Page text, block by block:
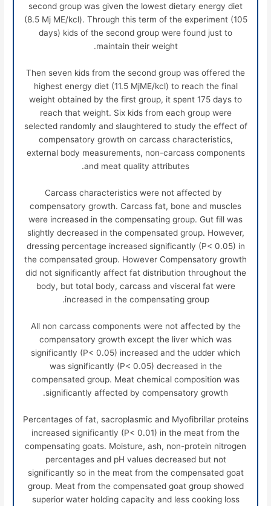
second group was given the lowest dietary energy diet
(8.5 Mj ME/kcl). Through this term of the experiment (105
days) kids of the second group were found just to
maintain their weight.
Then seven kids from the second group was offered the
highest energy diet (11.5 MjME/kcl) to reach the final
weight obtained by the first group, it spent 175 days to
reach that weight. Six kids from each group were
selected randomly and slaughtered to study the effect of
compensatory growth on carcass characteristics,
external body measurements, non-carcass components
and meat quality attributes.
Carcass characteristics were not affected by
compensatory growth. Carcass fat, bone and muscles
were increased in the compensating group. Gut fill was
slightly decreased in the compensated group. However,
dressing percentage increased significantly (P< 0.05) in
the compensated group. However Compensatory growth
did not significantly affect fat distribution throughout the
body, but total body, carcass and visceral fat were
increased in the compensating group.
All non carcass components were not affected by the
compensatory growth except the liver which was
significantly (P< 0.05) increased and the udder which
was significantly (P< 0.05) decreased in the
compensated group. Meat chemical composition was
significantly affected by compensatory growth.
Percentages of fat, sacroplasmic and Myofibrillar proteins
increased significantly (P< 0.01) in the meat from the
compensating goats. Moisture, ash, non-protein nitrogen
percentages and pH values decreased but not
significantly so in the meat from the compensated goat
group. Meat from the compensated goat group showed
superior water holding capacity and less cooking loss